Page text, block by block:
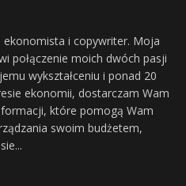
i copywriter. Moja
połączenie moich dwóch pasji
wykształceniu i ponad 20
ekonomii, dostarczam Wam
które pomogą Wam
swoim budżetem,